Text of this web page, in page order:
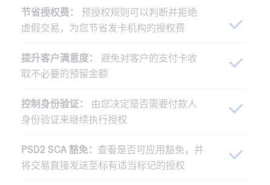
节省授权费：
预授权规则可以判断并拒绝
虚假交易，为您节省发卡机构的授权费
提升客户满意度：
避免对客户的支付卡收
取不必要的预留金额
控制身份验证：
由您决定是否需要付款人
身份验证来继续执行授权
PSD2 SCA 豁免： 查看是否可应用豁免，并
将交易直接发送至标有适当标记的授权